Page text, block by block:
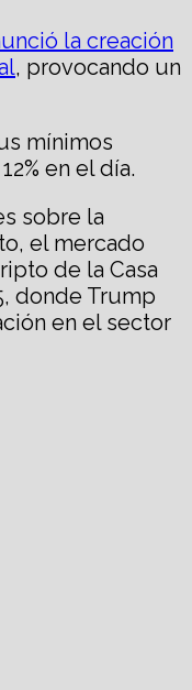
la creación
, provocando un
mínimos
en el día.
sobre la
el mercado
de la Casa
donde Trump
en el sector